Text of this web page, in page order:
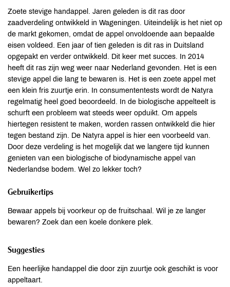
Zoete stevige handappel. Jaren geleden is dit ras door
zaadverdeling ontwikkeld in Wageningen. Uiteindelijk is het niet op
de markt gekomen, omdat de appel onvoldoende aan bepaalde
eisen voldeed. Een jaar of tien geleden is dit ras in Duitsland
opgepakt en verder ontwikkeld. Dit keer met succes. In 2014
heeft dit ras zijn weg weer naar Nederland gevonden. Het is een
stevige appel die lang te bewaren is. Het is een zoete appel met
een klein fris zuurtje erin. In consumententests wordt de Natyra
regelmatig heel goed beoordeeld. In de biologische appelteelt is
schurft een probleem wat steeds weer opduikt. Om appels
hiertegen resistent te maken, worden rassen ontwikkeld die hier
tegen bestand zijn. De Natyra appel is hier een voorbeeld van.
Door deze verdeling is het mogelijk dat we langere tijd kunnen
genieten van een biologische of biodynamische appel van
Nederlandse bodem. Wel zo lekker toch?
Gebruikertips
Bewaar appels bij voorkeur op de fruitschaal. Wil je ze langer
bewaren? Zoek dan een koele donkere plek.
Suggesties
Een heerlijke handappel die door zijn zuurtje ook geschikt is voor
appeltaart.